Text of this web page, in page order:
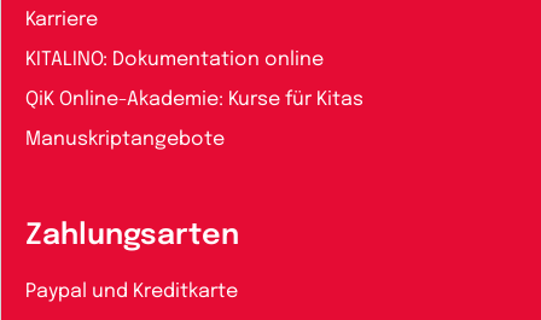
Karriere
KITALINO: Dokumentation online
QiK Online-Akademie: Kurse für Kitas
Manuskriptangebote
Zahlungsarten
Paypal und Kreditkarte